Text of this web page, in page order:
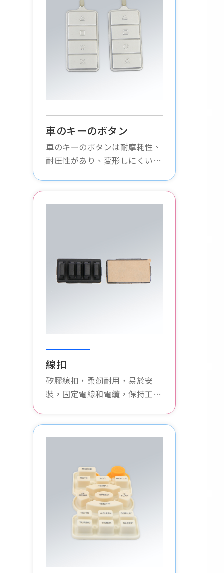
車のキーのボタン
車のキーのボタンは耐摩耗性、
耐圧性があり、変形しにくいの
線扣
矽膠線扣，柔韌耐用，易於安
裝，固定電線和電纜，保持工作